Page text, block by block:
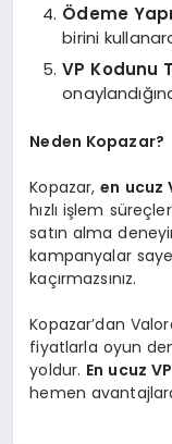
Ödeme
birini
VP Kodunu
Neden Kopazar?
Kopazar,en ucuz
hızlı işlem
satın alma
kampanyalar
kaçırmazsınız.
Kopazar’dan
fiyatlarla oyun
yoldur. En ucuz VP
hemen